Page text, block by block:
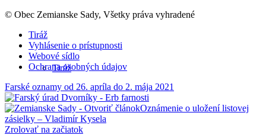
Tiráž
© Obec Zemianske Sady, Všetky práva vyhradené
Tiráž
Vyhlásenie o prístupnosti
Webové sídlo
Ochrana osobných údajov
Farské oznamy od 26. apríla do 2. mája 2021
Oznámenie o uložení listovej
zásielky – Vladimír Kysela
Zrolovať na začiatok